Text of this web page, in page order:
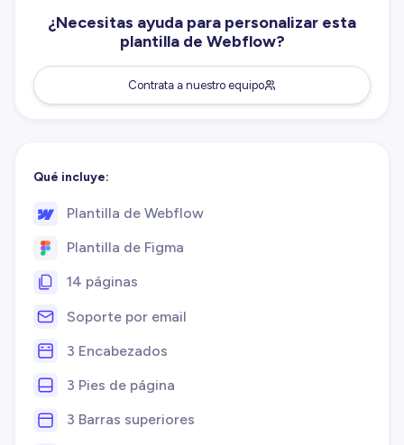
¿Necesitas ayuda para personalizar esta
plantilla de Webflow?
Contrata a nuestro equipo
Qué incluye:
Plantilla de Webflow
Plantilla de Figma
14 páginas
Soporte por email
3 Encabezados
3 Pies de página
3 Barras superiores